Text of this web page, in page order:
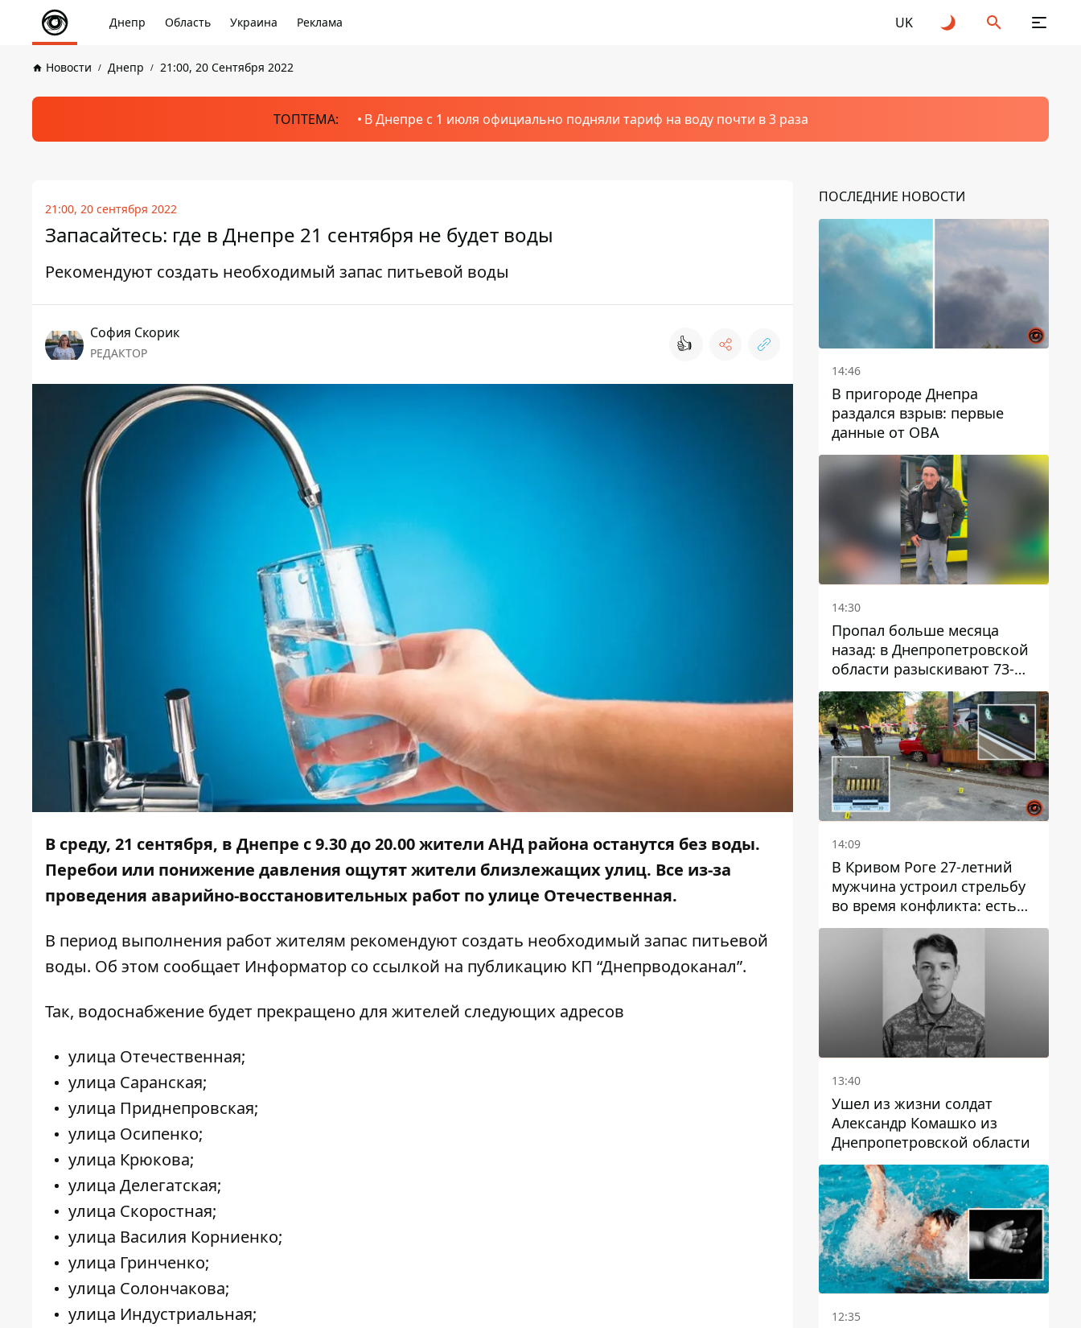
Днепр Область Украина Реклама UK
Новости Днепр 21:00, 20 Сентября 2022
ТОПТЕМА: В Днепре с 1 июля официально подняли тариф на воду почти в 3 раза
21:00, 20 сентября 2022
Запасайтесь: где в Днепре 21 сентября не будет воды
Рекомендуют создать необходимый запас питьевой воды
София Скорик
РЕДАКТОР 👍
В среду, 21 сентября, в Днепре с 9.30 до 20.00 жители АНД района останутся без воды.
Перебои или понижение давления ощутят жители близлежащих улиц. Все из-за
проведения аварийно-восстановительных работ по улице Отечественная.
В период выполнения работ жителям рекомендуют создать необходимый запас питьевой
воды. Об этом сообщает Информатор со ссылкой на публикацию КП “Днепрводоканал”.
Так, водоснабжение будет прекращено для жителей следующих адресов
улица Отечественная;
улица Саранская;
улица Приднепровская;
улица Осипенко;
улица Крюкова;
улица Делегатская;
улица Скоростная;
улица Василия Корниенко;
улица Гринченко;
улица Солончакова;
улица Индустриальная;
ПОСЛЕДНИЕ НОВОСТИ
14:46
В пригороде Днепра
раздался взрыв: первые
данные от ОВА
14:30
Пропал больше месяца
назад: в Днепропетровской
области разыскивают 73-
летнего мужчину
14:09
В Кривом Роге 27-летний
мужчина устроил стрельбу
во время конфликта: есть
раненый
13:40
Ушел из жизни солдат
Александр Комашко из
Днепропетровской области
12:35